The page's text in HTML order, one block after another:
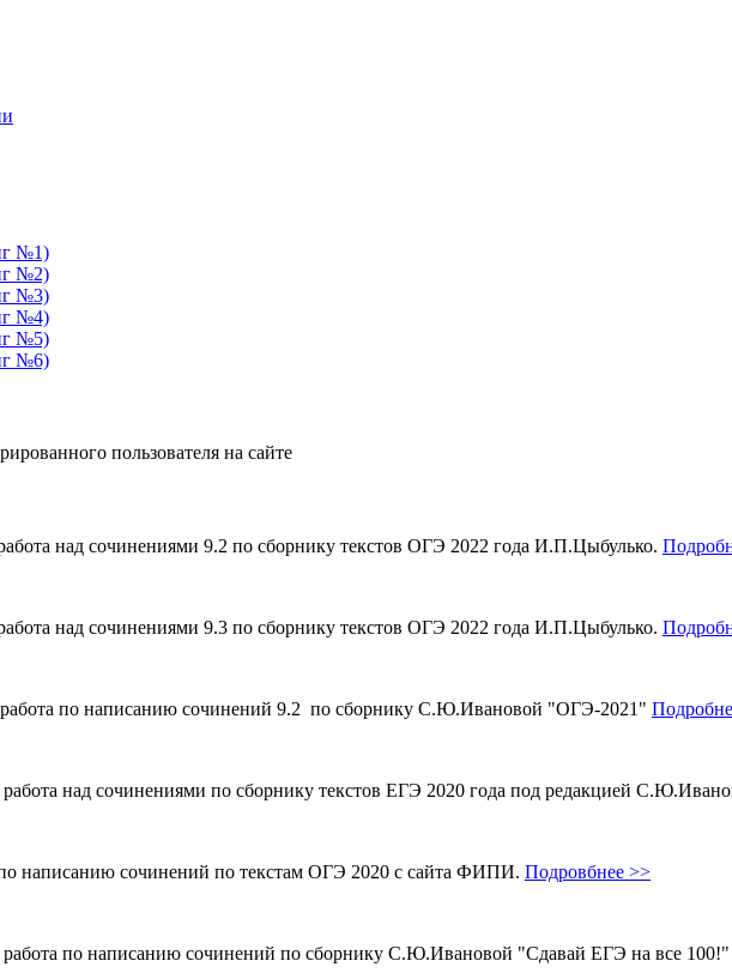
№1)
№2)
№3)
№4)
№5)
№6)
пользователя на сайте
над сочинениями 9.2 по сборнику текстов ОГЭ 2022 года И.П.Цыбулько.
над сочинениями 9.3 по сборнику текстов ОГЭ 2022 года И.П.Цыбулько.
работа по написанию сочинений 9.2 по сборнику С.Ю.Ивановой "ОГЭ-2021"
над сочинениями по сборнику текстов ЕГЭ 2020 года под редакцией
по написанию сочинений по текстам ОГЭ 2020 с сайта ФИПИ. Подровбнее >>
работа по написанию сочинений по сборнику С.Ю.Ивановой "Сдавай ЕГЭ на все 100!"